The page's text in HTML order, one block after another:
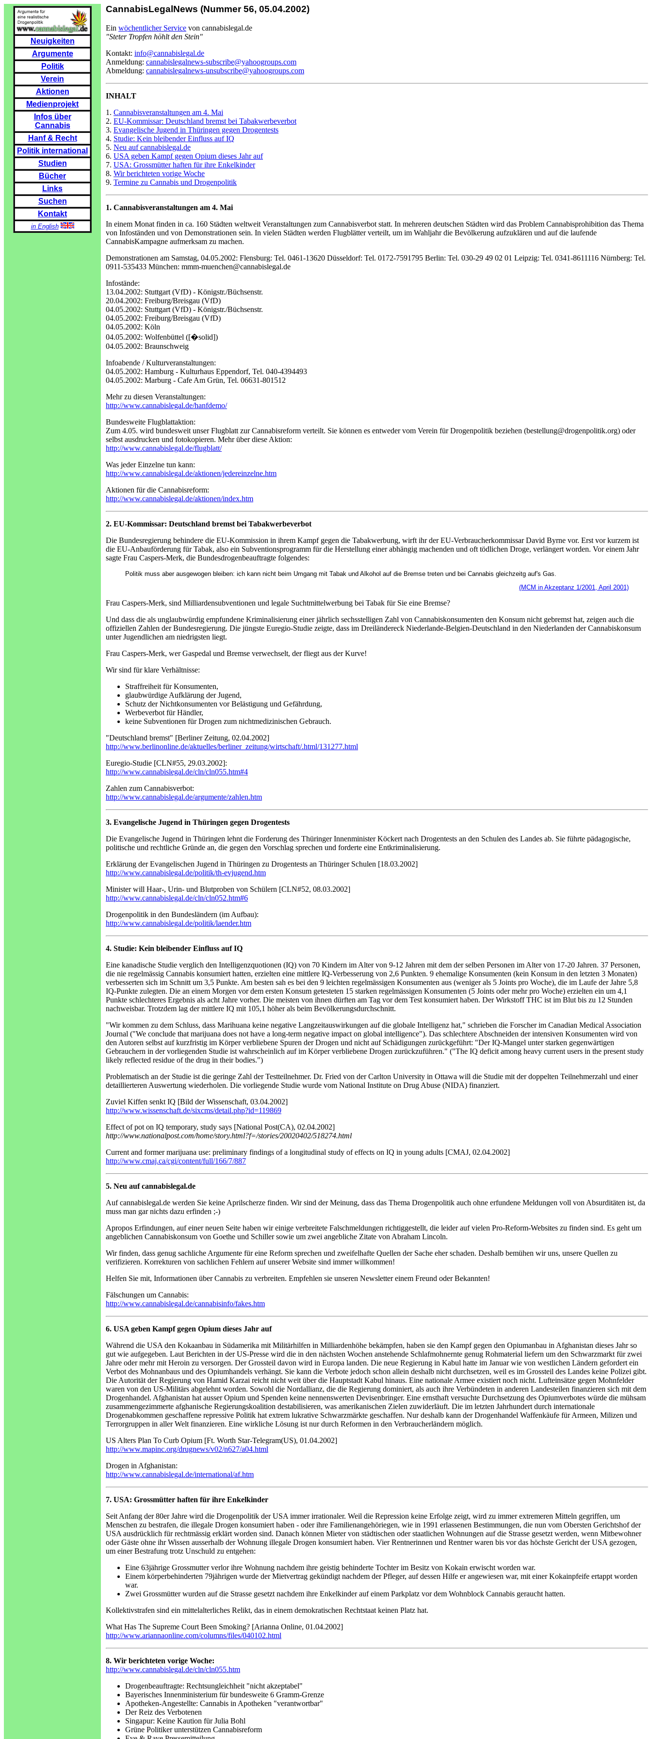
Neuigkeiten
Argumente
Politik
Verein
Aktionen
Medienprojekt
Infos über
Cannabis
Hanf & Recht
Politik international
Studien
Bücher
Links
Suchen
Kontakt
in English
CannabisLegalNews (Nummer 56, 05.04.2002)
Ein wöchentlicher Service von cannabislegal.de
"Steter Tropfen höhlt den Stein"
Kontakt: info@cannabislegal.de
Anmeldung: cannabislegalnews-subscribe@yahoogroups.com
Abmeldung: cannabislegalnews-unsubscribe@yahoogroups.com
INHALT
1. Cannabisveranstaltungen am 4. Mai
2. EU-Kommissar: Deutschland bremst bei Tabakwerbeverbot
3. Evangelische Jugend in Thüringen gegen Drogentests
4. Studie: Kein bleibender Einfluss auf IQ
5. Neu auf cannabislegal.de
6. USA geben Kampf gegen Opium dieses Jahr auf
7. USA: Grossmütter haften für ihre Enkelkinder
8. Wir berichteten vorige Woche
9. Termine zu Cannabis und Drogenpolitik
1. Cannabisveranstaltungen am 4. Mai
In einem Monat finden in ca. 160 Städten weltweit Veranstaltungen zum Cannabisverbot statt. In mehreren deutschen Städten wird das Problem Cannabisprohibition das Thema
von Infoständen und von Demonstrationen sein. In vielen Städten werden Flugblätter verteilt, um im Wahljahr die Bevölkerung aufzuklären und auf die laufende
CannabisKampagne aufmerksam zu machen.
Demonstrationen am Samstag, 04.05.2002: Flensburg: Tel. 0461-13620 Düsseldorf: Tel. 0172-7591795 Berlin: Tel. 030-29 49 02 01 Leipzig: Tel. 0341-8611116 Nürnberg: Tel.
0911-535433 München: mmm-muenchen@cannabislegal.de
Infostände:
13.04.2002: Stuttgart (VfD) - Königstr./Büchsenstr.
20.04.2002: Freiburg/Breisgau (VfD)
04.05.2002: Stuttgart (VfD) - Königstr./Büchsenstr.
04.05.2002: Freiburg/Breisgau (VfD)
04.05.2002: Köln
04.05.2002: Wolfenbüttel ([�solid])
04.05.2002: Braunschweig
Infoabende / Kulturveranstaltungen:
04.05.2002: Hamburg - Kulturhaus Eppendorf, Tel. 040-4394493
04.05.2002: Marburg - Cafe Am Grün, Tel. 06631-801512
Mehr zu diesen Veranstaltungen:
http://www.cannabislegal.de/hanfdemo/
Bundesweite Flugblattaktion:
Zum 4.05. wird bundesweit unser Flugblatt zur Cannabisreform verteilt. Sie können es entweder vom Verein für Drogenpolitik beziehen (bestellung@drogenpolitik.org) oder
selbst ausdrucken und fotokopieren. Mehr über diese Aktion:
http://www.cannabislegal.de/flugblatt/
Was jeder Einzelne tun kann:
http://www.cannabislegal.de/aktionen/jedereinzelne.htm
Aktionen für die Cannabisreform:
http://www.cannabislegal.de/aktionen/index.htm
2. EU-Kommissar: Deutschland bremst bei Tabakwerbeverbot
Die Bundesregierung behindere die EU-Kommission in ihrem Kampf gegen die Tabakwerbung, wirft ihr der EU-Verbraucherkommissar David Byrne vor. Erst vor kurzem ist
die EU-Anbauförderung für Tabak, also ein Subventionsprogramm für die Herstellung einer abhängig machenden und oft tödlichen Droge, verlängert worden. Vor einem Jahr
sagte Frau Caspers-Merk, die Bundesdrogenbeauftragte folgendes:
Politik muss aber ausgewogen bleiben: ich kann nicht beim Umgang mit Tabak und Alkohol auf die Bremse treten und bei Cannabis gleichzeitg auf's Gas.
(MCM in Akzeptanz 1/2001, April 2001)
Frau Caspers-Merk, sind Milliardensubventionen und legale Suchtmittelwerbung bei Tabak für Sie eine Bremse?
Und dass die als unglaubwürdig empfundene Kriminalisierung einer jährlich sechsstelligen Zahl von Cannabiskonsumenten den Konsum nicht gebremst hat, zeigen auch die
offiziellen Zahlen der Bundesregierung. Die jüngste Euregio-Studie zeigte, dass im Dreiländereck Niederlande-Belgien-Deutschland in den Niederlanden der Cannabiskonsum
unter Jugendlichen am niedrigsten liegt.
Frau Caspers-Merk, wer Gaspedal und Bremse verwechselt, der fliegt aus der Kurve!
Wir sind für klare Verhältnisse:
Straffreiheit für Konsumenten,
glaubwürdige Aufklärung der Jugend,
Schutz der Nichtkonsumenten vor Belästigung und Gefährdung,
Werbeverbot für Händler,
keine Subventionen für Drogen zum nichtmedizinischen Gebrauch.
"Deutschland bremst" [Berliner Zeitung, 02.04.2002]
http://www.berlinonline.de/aktuelles/berliner_zeitung/wirtschaft/.html/131277.html
Euregio-Studie [CLN#55, 29.03.2002]:
http://www.cannabislegal.de/cln/cln055.htm#4
Zahlen zum Cannabisverbot:
http://www.cannabislegal.de/argumente/zahlen.htm
3. Evangelische Jugend in Thüringen gegen Drogentests
Die Evangelische Jugend in Thüringen lehnt die Forderung des Thüringer Innenminister Köckert nach Drogentests an den Schulen des Landes ab. Sie führte pädagogische,
politische und rechtliche Gründe an, die gegen den Vorschlag sprechen und forderte eine Entkriminalisierung.
Erklärung der Evangelischen Jugend in Thüringen zu Drogentests an Thüringer Schulen [18.03.2002]
http://www.cannabislegal.de/politik/th-evjugend.htm
Minister will Haar-, Urin- und Blutproben von Schülern [CLN#52, 08.03.2002]
http://www.cannabislegal.de/cln/cln052.htm#6
Drogenpolitik in den Bundesländern (im Aufbau):
http://www.cannabislegal.de/politik/laender.htm
4. Studie: Kein bleibender Einfluss auf IQ
Eine kanadische Studie verglich den Intelligenzquotionen (IQ) von 70 Kindern im Alter von 9-12 Jahren mit dem der selben Personen im Alter von 17-20 Jahren. 37 Personen,
die nie regelmässig Cannabis konsumiert hatten, erzielten eine mittlere IQ-Verbesserung von 2,6 Punkten. 9 ehemalige Konsumenten (kein Konsum in den letzten 3 Monaten)
verbesserten sich im Schnitt um 3,5 Punkte. Am besten sah es bei den 9 leichten regelmässigen Konsumenten aus (weniger als 5 Joints pro Woche), die im Laufe der Jahre 5,8
IQ-Punkte zulegten. Die an einem Morgen vor dem ersten Konsum getesteten 15 starken regelmässigen Konsumenten (5 Joints oder mehr pro Woche) erzielten ein um 4,1
Punkte schlechteres Ergebnis als acht Jahre vorher. Die meisten von ihnen dürften am Tag vor dem Test konsumiert haben. Der Wirkstoff THC ist im Blut bis zu 12 Stunden
nachweisbar. Trotzdem lag der mittlere IQ mit 105,1 höher als beim Bevölkerungsdurchschnitt.
"Wir kommen zu dem Schluss, dass Marihuana keine negative Langzeitauswirkungen auf die globale Intelligenz hat," schrieben die Forscher im Canadian Medical Association
Journal ("We conclude that marijuana does not have a long-term negative impact on global intelligence"). Das schlechtere Abschneiden der intensiven Konsumenten wird von
den Autoren selbst auf kurzfristig im Körper verbliebene Spuren der Drogen und nicht auf Schädigungen zurückgeführt: "Der IQ-Mangel unter starken gegenwärtigen
Gebrauchern in der vorliegenden Studie ist wahrscheinlich auf im Körper verbliebene Drogen zurückzuführen." ("The IQ deficit among heavy current users in the present study
likely reflected residue of the drug in their bodies.")
Problematisch an der Studie ist die geringe Zahl der Testteilnehmer. Dr. Fried von der Carlton University in Ottawa will die Studie mit der doppelten Teilnehmerzahl und einer
detaillierteren Auswertung wiederholen. Die vorliegende Studie wurde vom National Institute on Drug Abuse (NIDA) finanziert.
Zuviel Kiffen senkt IQ [Bild der Wissenschaft, 03.04.2002]
http://www.wissenschaft.de/sixcms/detail.php?id=119869
Effect of pot on IQ temporary, study says [National Post(CA), 02.04.2002]
http://www.nationalpost.com/home/story.html?f=/stories/20020402/518274.html
Current and former marijuana use: preliminary findings of a longitudinal study of effects on IQ in young adults [CMAJ, 02.04.2002]
http://www.cmaj.ca/cgi/content/full/166/7/887
5. Neu auf cannabislegal.de
Auf cannabislegal.de werden Sie keine Aprilscherze finden. Wir sind der Meinung, dass das Thema Drogenpolitik auch ohne erfundene Meldungen voll von Absurditäten ist, da
muss man gar nichts dazu erfinden ;-)
Apropos Erfindungen, auf einer neuen Seite haben wir einige verbreitete Falschmeldungen richtiggestellt, die leider auf vielen Pro-Reform-Websites zu finden sind. Es geht um
angeblichen Cannabiskonsum von Goethe und Schiller sowie um zwei angebliche Zitate von Abraham Lincoln.
Wir finden, dass genug sachliche Argumente für eine Reform sprechen und zweifelhafte Quellen der Sache eher schaden. Deshalb bemühen wir uns, unsere Quellen zu
verifizieren. Korrekturen von sachlichen Fehlern auf unserer Website sind immer willkommen!
Helfen Sie mit, Informationen über Cannabis zu verbreiten. Empfehlen sie unseren Newsletter einem Freund oder Bekannten!
Fälschungen um Cannabis:
http://www.cannabislegal.de/cannabisinfo/fakes.htm
6. USA geben Kampf gegen Opium dieses Jahr auf
Während die USA den Kokaanbau in Südamerika mit Militärhilfen in Milliardenhöhe bekämpfen, haben sie den Kampf gegen den Opiumanbau in Afghanistan dieses Jahr so
gut wie aufgegeben. Laut Berichten in der US-Presse wird die in den nächsten Wochen anstehende Schlafmohnernte genug Rohmaterial liefern um den Schwarzmarkt für zwei
Jahre oder mehr mit Heroin zu versorgen. Der Grossteil davon wird in Europa landen. Die neue Regierung in Kabul hatte im Januar wie von westlichen Ländern gefordert ein
Verbot des Mohnanbaus und des Opiumhandels verhängt. Sie kann die Verbote jedoch schon allein deshalb nicht durchsetzen, weil es im Grossteil des Landes keine Polizei gibt.
Die Autorität der Regierung von Hamid Karzai reicht nicht weit über die Hauptstadt Kabul hinaus. Eine nationale Armee existiert noch nicht. Lufteinsätze gegen Mohnfelder
waren von den US-Militärs abgelehnt worden. Sowohl die Nordallianz, die die Regierung dominiert, als auch ihre Verbündeten in anderen Landesteilen finanzieren sich mit dem
Drogenhandel. Afghanistan hat ausser Opium und Spenden keine nennenswerten Devisenbringer. Eine ernsthaft versuchte Durchsetzung des Opiumverbotes würde die mühsam
zusammengezimmerte afghanische Regierungskoalition destabilisieren, was amerikanischen Zielen zuwiderläuft. Die im letzten Jahrhundert durch internationale
Drogenabkommen geschaffene repressive Politik hat extrem lukrative Schwarzmärkte geschaffen. Nur deshalb kann der Drogenhandel Waffenkäufe für Armeen, Milizen und
Terrorgruppen in aller Welt finanzieren. Eine wirkliche Lösung ist nur durch Reformen in den Verbraucherländern möglich.
US Alters Plan To Curb Opium [Ft. Worth Star-Telegram(US), 01.04.2002]
http://www.mapinc.org/drugnews/v02/n627/a04.html
Drogen in Afghanistan:
http://www.cannabislegal.de/international/af.htm
7. USA: Grossmütter haften für ihre Enkelkinder
Seit Anfang der 80er Jahre wird die Drogenpolitik der USA immer irrationaler. Weil die Repression keine Erfolge zeigt, wird zu immer extremeren Mitteln gegriffen, um
Menschen zu bestrafen, die illegale Drogen konsumiert haben - oder ihre Familienangehöriegen, wie in 1991 erlassenen Bestimmungen, die nun vom Obersten Gerichtshof der
USA ausdrücklich für rechtmässig erklärt worden sind. Danach können Mieter von städtischen oder staatlichen Wohnungen auf die Strasse gesetzt werden, wenn Mitbewohner
oder Gäste ohne ihr Wissen ausserhalb der Wohnung illegale Drogen konsumiert haben. Vier Rentnerinnen und Rentner waren bis vor das höchste Gericht der USA gezogen,
um einer Bestrafung trotz Unschuld zu entgehen:
Eine 63jährige Grossmutter verlor ihre Wohnung nachdem ihre geistig behinderte Tochter im Besitz von Kokain erwischt worden war.
Einem körperbehinderten 79jährigen wurde der Mietvertrag gekündigt nachdem der Pfleger, auf dessen Hilfe er angewiesen war, mit einer Kokainpfeife ertappt worden
war.
Zwei Grossmütter wurden auf die Strasse gesetzt nachdem ihre Enkelkinder auf einem Parkplatz vor dem Wohnblock Cannabis geraucht hatten.
Kollektivstrafen sind ein mittelalterliches Relikt, das in einem demokratischen Rechtstaat keinen Platz hat.
What Has The Supreme Court Been Smoking? [Arianna Online, 01.04.2002]
http://www.ariannaonline.com/columns/files/040102.html
8. Wir berichteten vorige Woche:
http://www.cannabislegal.de/cln/cln055.htm
Drogenbeauftragte: Rechtsungleichheit "nicht akzeptabel"
Bayerisches Innenministerium für bundesweite 6 Gramm-Grenze
Apotheken-Angestellte: Cannabis in Apotheken "verantwortbar"
Der Reiz des Verbotenen
Singapur: Keine Kaution für Julia Bohl
Grüne Politiker unterstützen Cannabisreform